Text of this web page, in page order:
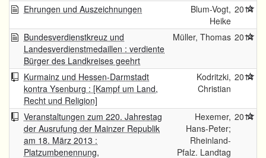
Ehrungen und Auszeichnungen
Blum-Vogt,
Heike
2014
Bundesverdienstkreuz und
Landesverdienstmedaillen : verdiente
Bürger des Landkreises geehrt
Müller, Thomas 2014
Kurmainz und Hessen-Darmstadt
kontra Ysenburg : [Kampf um Land,
Recht und Religion]
Kodritzki,
Christian
2014
Veranstaltungen zum 220. Jahrestag
der Ausrufung der Mainzer Republik
am 18. März 2013 :
Platzumbenennung,
Hexemer,
Hans-Peter;
Rheinland-
Pfalz. Landtag
2014